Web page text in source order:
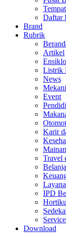
Daftar
Brand
Rubrik
Artikel
Listrik
News
Event
Karir
Travel
Belanja
IPD
Download